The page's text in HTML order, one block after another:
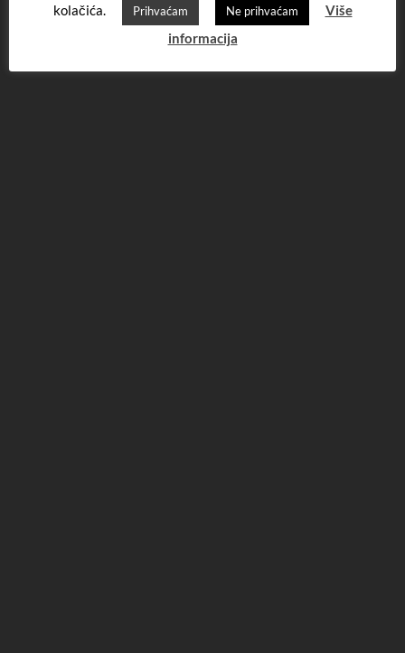
kolačića.
Prihvaćam Ne prihvaćam
Više
informacija